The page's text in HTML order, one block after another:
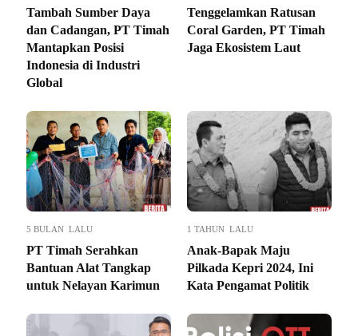
Tambah Sumber Daya
dan Cadangan, PT Timah
Mantapkan Posisi
Indonesia di Industri
Global
Tenggelamkan Ratusan
Coral Garden, PT Timah
Jaga Ekosistem Laut
5 BULAN LALU
PT Timah Serahkan
Bantuan Alat Tangkap
untuk Nelayan Karimun
1 TAHUN LALU
Anak-Bapak Maju
Pilkada Kepri 2024, Ini
Kata Pengamat Politik